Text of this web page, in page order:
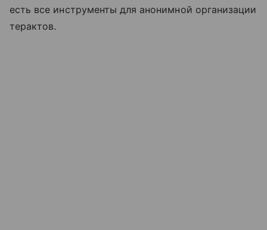
есть все инструменты для анонимной организации
терактов.